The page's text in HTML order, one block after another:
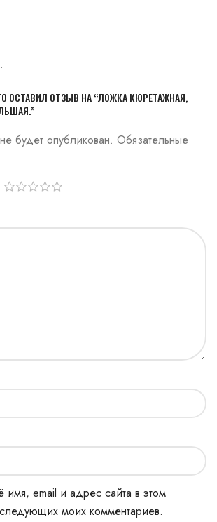
ОСТАВИЛ ОТЗЫВ НА “ЛОЖКА КЮРЕТАЖНАЯ,
будет опубликован. Обязательные
имя, email и адрес сайта в этом
моих комментариев.